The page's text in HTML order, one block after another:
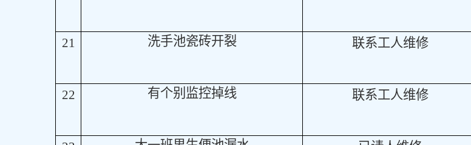
21 洗手池瓷砖开裂 联系工人维修
22 有个别监控掉线 联系工人维修